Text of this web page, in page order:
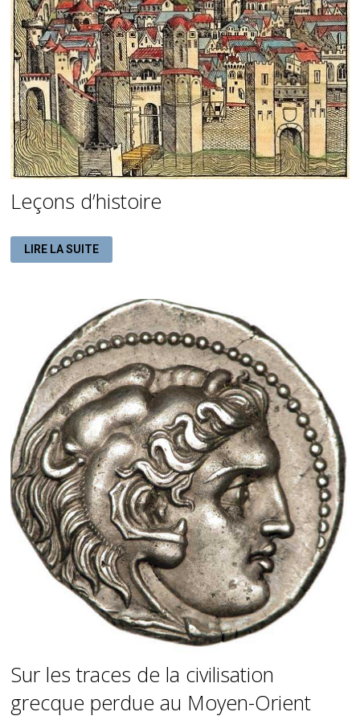
Leçons d’histoire
LEÇONS
D’HISTOIRE
LIRE LA SUITE
Sur les traces de la civilisation
grecque perdue au Moyen-Orient